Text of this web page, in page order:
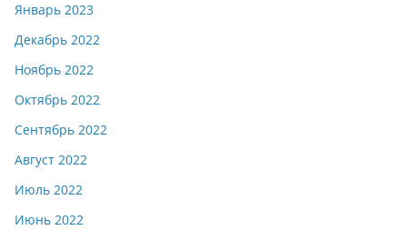
Январь 2023
Декабрь 2022
Ноябрь 2022
Октябрь 2022
Сентябрь 2022
Август 2022
Июль 2022
Июнь 2022